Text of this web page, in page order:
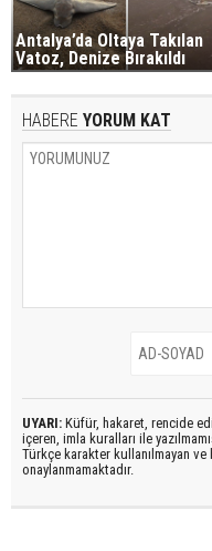
Antalya’da Oltaya Takılan
Vatoz, Denize Bırakıldı
HABERE YORUM KAT
UYARI: Küfür, hakaret, rencide
içeren, imla kuralları ile
Türkçe karakter kullanılmayan
onaylanmamaktadır.